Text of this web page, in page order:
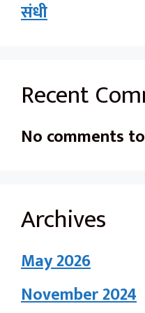
संधी
Recent
No comments
Archives
May 2026
November 2024